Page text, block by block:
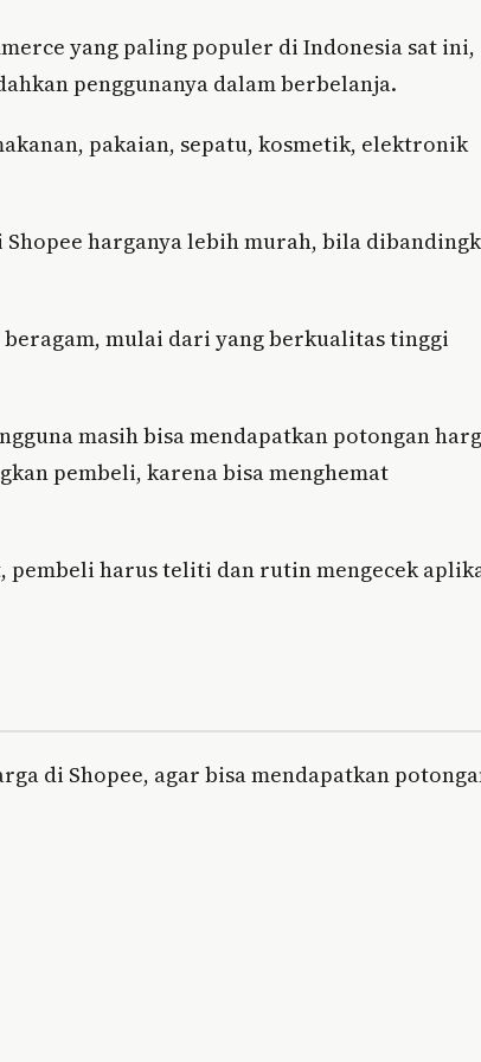
yang paling populer di Indonesia sat ini,
penggunanya dalam berbelanja.
pakaian, sepatu, kosmetik, elektronik
harganya lebih murah, bila
mulai dari yang berkualitas tinggi
masih bisa mendapatkan potongan
pembeli, karena bisa menghemat
pembeli harus teliti dan rutin mengecek
di Shopee, agar bisa mendapatkan